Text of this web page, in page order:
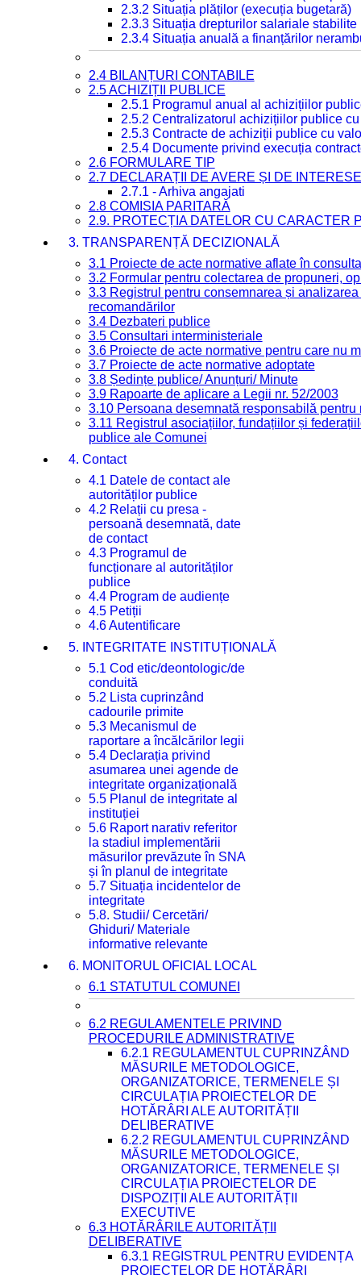
2.3.2 Situația plăților (execuția bugetară)
2.3.3 Situația drepturilor salariale
2.3.4 Situația anuală a finanțărilor
2.4 BILANȚURI CONTABILE
2.5 ACHIZIȚII PUBLICE
2.5.1 Programul anual al achizițiilor
2.5.2 Centralizatorul achizițiilor publice
2.5.3 Contracte de achiziții publice cu
2.5.4 Documente privind execuția
2.6 FORMULARE TIP
2.7 DECLARAȚII DE AVERE ȘI DE INTERESE
2.7.1 - Arhiva angajati
2.8 COMISIA PARITARĂ
2.9. PROTECȚIA DATELOR CU CARACTER
3. TRANSPARENȚĂ DECIZIONALĂ
3.1 Proiecte de acte normative aflate în
3.2 Formular pentru colectarea de propuneri,
3.3 Registrul pentru consemnarea și
recomandărilor
3.4 Dezbateri publice
3.5 Consultari interministeriale
3.6 Proiecte de acte normative pentru care nu
3.7 Proiecte de acte normative adoptate
3.8 Ședințe publice/ Anunțuri/ Minute
3.9 Rapoarte de aplicare a Legii nr. 52/2003
3.10 Persoana desemnată responsabilă
3.11 Registrul asociațiilor, fundațiilor și
publice ale Comunei
4. Contact
4.1 Datele de contact ale
autorităților publice
4.2 Relații cu presa -
persoană desemnată, date
de contact
4.3 Programul de
funcționare al autorităților
publice
4.4 Program de audiențe
4.5 Petiții
4.6 Autentificare
5. INTEGRITATE INSTITUȚIONALĂ
5.1 Cod etic/deontologic/de
conduită
5.2 Lista cuprinzând
cadourile primite
5.3 Mecanismul de
raportare a încălcărilor legii
5.4 Declarația privind
asumarea unei agende de
integritate organizațională
5.5 Planul de integritate al
instituției
5.6 Raport narativ referitor
la stadiul implementării
măsurilor prevăzute în SNA
și în planul de integritate
5.7 Situația incidentelor de
integritate
5.8. Studii/ Cercetări/
Ghiduri/ Materiale
informative relevante
6. MONITORUL OFICIAL LOCAL
6.1 STATUTUL COMUNEI
6.2 REGULAMENTELE PRIVIND
PROCEDURILE ADMINISTRATIVE
6.2.1 REGULAMENTUL CUPRINZÂND
MĂSURILE METODOLOGICE,
ORGANIZATORICE, TERMENELE ȘI
CIRCULAȚIA PROIECTELOR DE
HOTĂRÂRI ALE AUTORITĂȚII
DELIBERATIVE
6.2.2 REGULAMENTUL CUPRINZÂND
MĂSURILE METODOLOGICE,
ORGANIZATORICE, TERMENELE ȘI
CIRCULAȚIA PROIECTELOR DE
DISPOZIȚII ALE AUTORITĂȚII
EXECUTIVE
6.3 HOTĂRÂRILE AUTORITĂȚII
DELIBERATIVE
6.3.1 REGISTRUL PENTRU EVIDENȚA
PROIECTELOR DE HOTĂRÂRI